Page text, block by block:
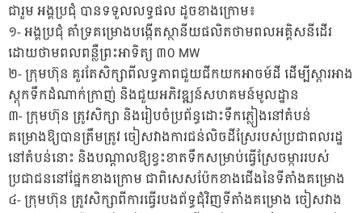
ជារួម​ អង្គប្រជុំ​ បានទទួលលទ្ធផល​ ដូចខាងក្រោម​៖
១-​ អង្គប្រជុំ​ គាំទ្រគម្រោងបង្កើតស្ថានីយផលិតថាមពលអគ្គិសនីដើរ
ដោយថាមពលពន្លឺព្រះអាទិត្យ ៣០ MW
២-​ ក្រុមហ៊ុន​ គួរតែសិក្សាពីលទ្ធភាពជួយជីកយកអាចម៍ដី ដើម្បីស្តារអាង
ស្តុកទឹកដំណាក់ក្រាញ់ និងជួយអភិវឌ្ឍន៍សហគមន៍មូលដ្ឋាន
៣-​ ក្រុមហ៊ុន​ ត្រូវសិក្សា និងរៀបចំប្រព័ន្ធដោះទឹកភ្លៀងនៅតំបន់
គម្រោងឱ្យបានត្រឹមត្រូវ ចៀសវាងការជន់លិចដីស្រែរបស់ប្រជាពលរដ្ឋ
នៅតំបន់នោះ និងបណ្តាលឱ្យខ្វះខាតទឹកសម្រាប់ធ្វើស្រែចម្ការរបស់
ប្រជាជននៅផ្នែកខាងក្រោម ជាពិសេសប៉ែកខាងជើងនៃទីតាំងគម្រោង
៤-​ ក្រុមហ៊ុន​ ត្រូវសិក្សាពីការធ្វើរបងព័ទ្ធជុំវិញទីតាំងគម្រោង ចៀសវាង